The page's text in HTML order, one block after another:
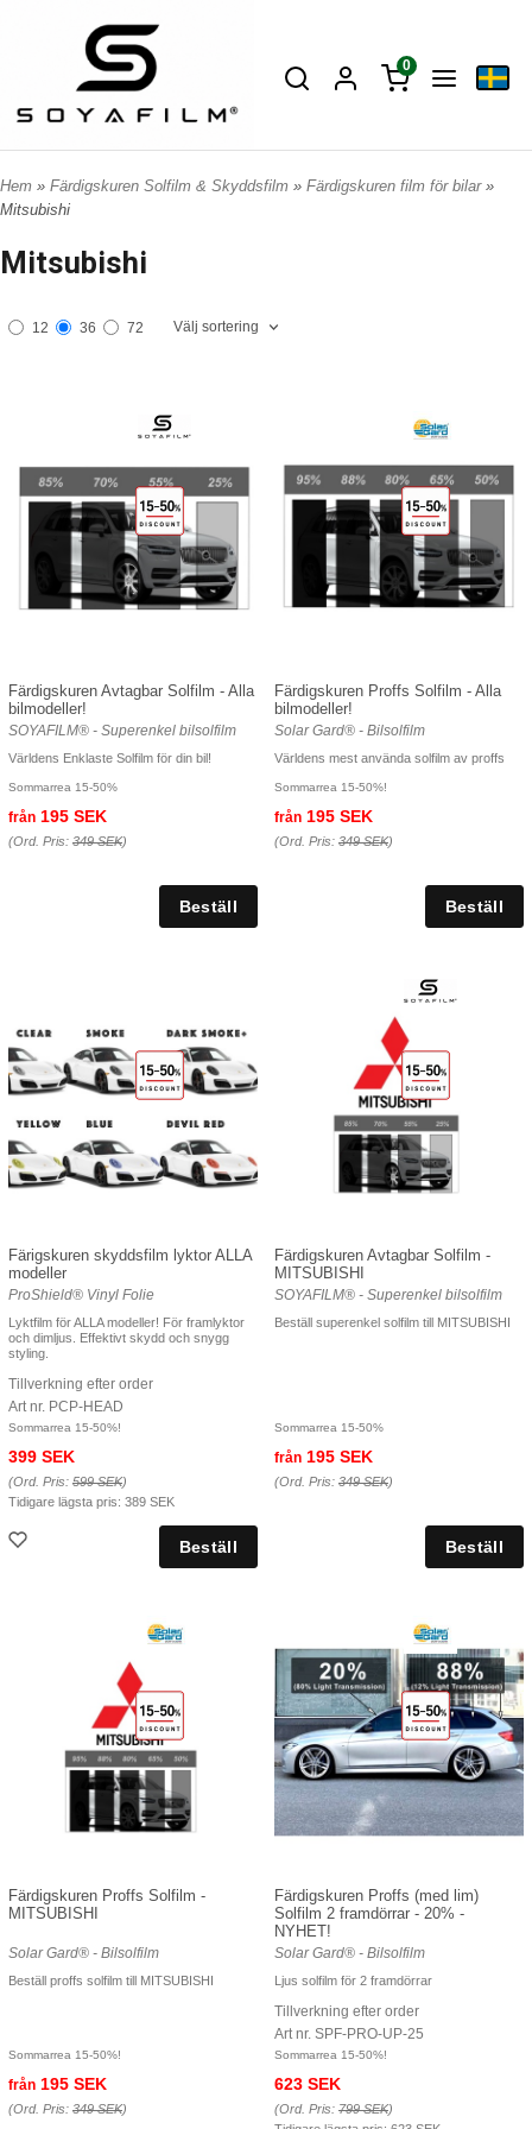
0
Hem » Färdigskuren Solfilm & Skyddsfilm » Färdigskuren film för bilar »
Mitsubishi
Mitsubishi
12 36 72 Välj sortering
Färdigskuren Avtagbar Solfilm - Alla
bilmodeller!
SOYAFILM® - Superenkel bilsolfilm
Världens Enklaste Solfilm för din bil!
Sommarrea 15-50%
från 195 SEK
(Ord. Pris: 349 SEK)
Färdigskuren Proffs Solfilm - Alla
bilmodeller!
Solar Gard® - Bilsolfilm
Världens mest använda solfilm av proffs
Sommarrea 15-50%!
från 195 SEK
(Ord. Pris: 349 SEK)
Färigskuren skyddsfilm lyktor ALLA
modeller
ProShield® Vinyl Folie
Lyktfilm för ALLA modeller! För framlyktor
och dimljus. Effektivt skydd och snygg
styling.
Tillverkning efter order
Art nr. PCP-HEAD
Sommarrea 15-50%!
399 SEK
(Ord. Pris: 599 SEK)
Tidigare lägsta pris: 389 SEK
Färdigskuren Avtagbar Solfilm -
MITSUBISHI
SOYAFILM® - Superenkel bilsolfilm
Beställ superenkel solfilm till MITSUBISHI
Sommarrea 15-50%
från 195 SEK
(Ord. Pris: 349 SEK)
Färdigskuren Proffs Solfilm -
MITSUBISHI
Solar Gard® - Bilsolfilm
Beställ proffs solfilm till MITSUBISHI
Sommarrea 15-50%!
från 195 SEK
(Ord. Pris: 349 SEK)
Färdigskuren Proffs (med lim)
Solfilm 2 framdörrar - 20% -
NYHET!
Solar Gard® - Bilsolfilm
Ljus solfilm för 2 framdörrar
Tillverkning efter order
Art nr. SPF-PRO-UP-25
Sommarrea 15-50%!
623 SEK
(Ord. Pris: 799 SEK)